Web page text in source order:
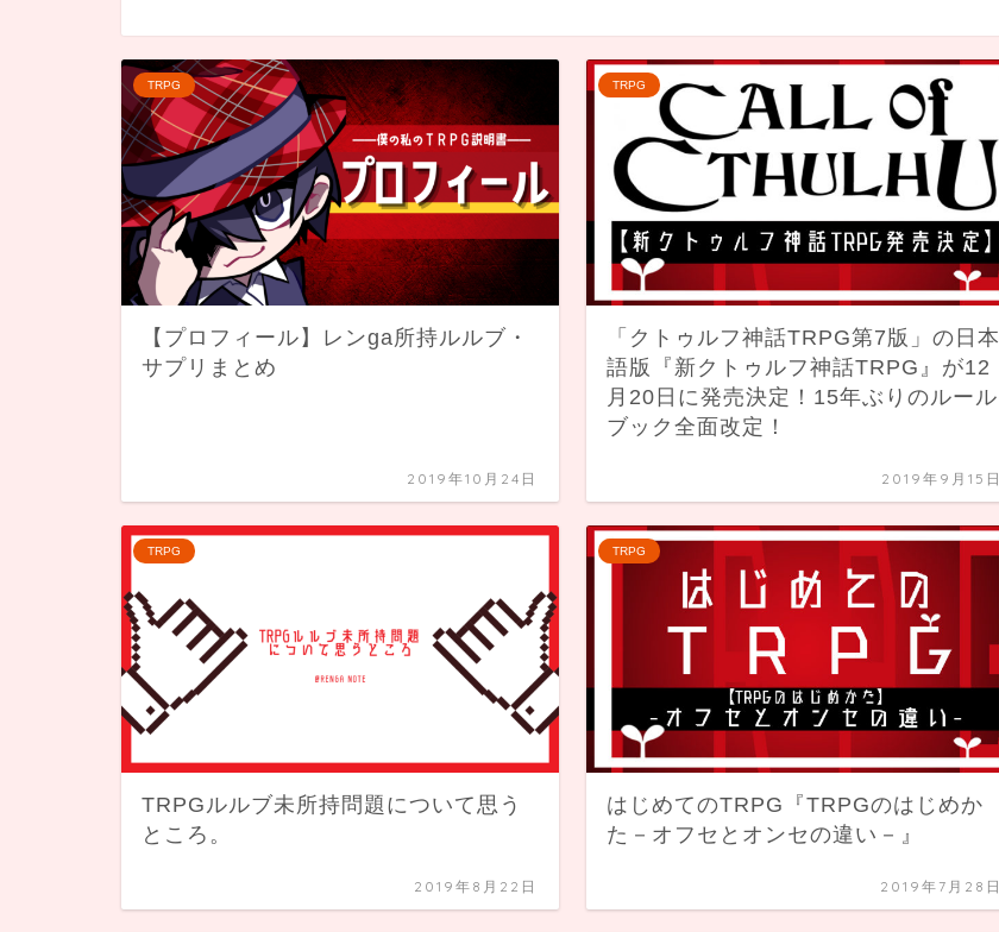
TRPG
【プロフィール】レンga所持ルルブ・
サプリまとめ
2019年10月24日
TRPG
「クトゥルフ神話TRPG第7版」の日本
語版『新クトゥルフ神話TRPG』が12
月20日に発売決定！15年ぶりのルール
ブック全面改定！
2019年9月15日
TRPG
TRPGルルブ未所持問題について思う
ところ。
2019年8月22日
TRPG
はじめてのTRPG『TRPGのはじめか
た－オフセとオンセの違い－』
2019年7月28日